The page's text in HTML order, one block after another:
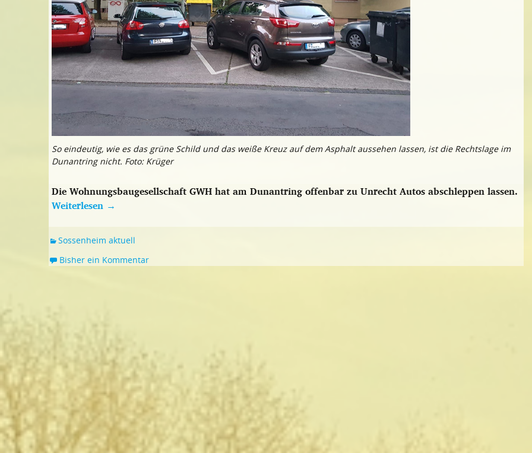
So eindeutig, wie es das grüne Schild und das weiße Kreuz auf dem Asphalt aussehen lassen, ist die Rechtslage im
Dunantring nicht. Foto: Krüger
Die Wohnungsbaugesellschaft GWH hat am Dunantring offenbar zu Unrecht Autos abschleppen lassen.
Weiterlesen →
Sossenheim aktuell
Bisher ein Kommentar